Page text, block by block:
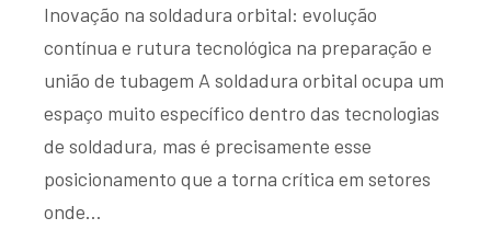
Inovação na soldadura orbital: evolução
contínua e rutura tecnológica na preparação e
união de tubagem A soldadura orbital ocupa um
espaço muito específico dentro das tecnologias
de soldadura, mas é precisamente esse
posicionamento que a torna crítica em setores
onde…